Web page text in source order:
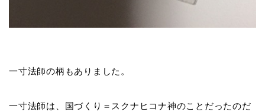
一寸法師の柄もありました。
一寸法師は、国づくり＝スクナヒコナ神のことだったのだ